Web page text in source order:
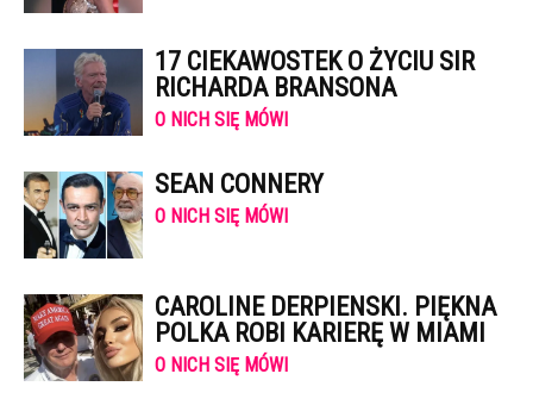
17 CIEKAWOSTEK O ŻYCIU SIR
RICHARDA BRANSONA
O NICH SIĘ MÓWI
SEAN CONNERY
O NICH SIĘ MÓWI
CAROLINE DERPIENSKI. PIĘKNA
POLKA ROBI KARIERĘ W MIAMI
O NICH SIĘ MÓWI